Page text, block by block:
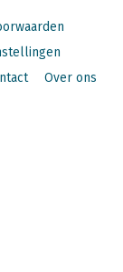
Over ons